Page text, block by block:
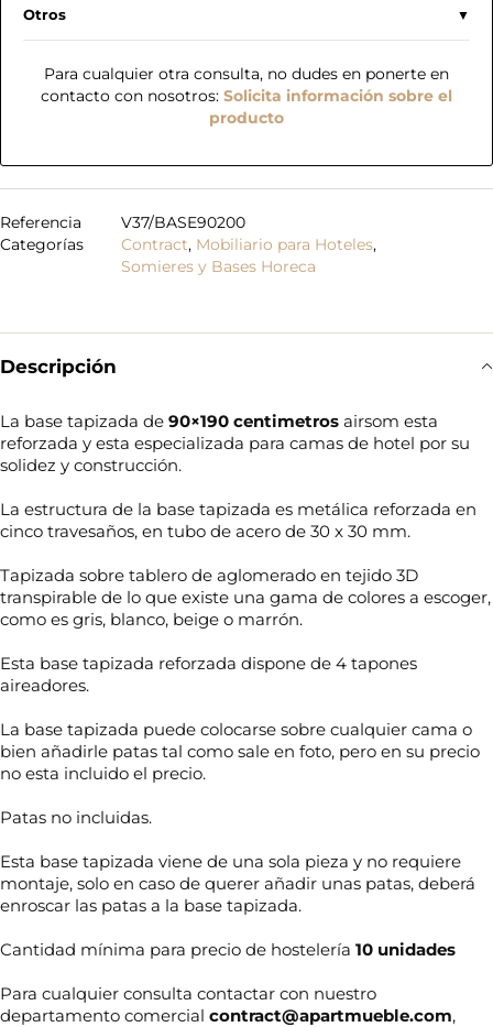
Otros
Para cualquier otra consulta, no dudes en ponerte en
contacto con nosotros: Solicita información sobre el
producto
Referencia
V37/BASE90200
Categorías
Contract, Mobiliario para Hoteles,
Somieres y Bases Horeca
Descripción
La base tapizada de 90×190 centimetros airsom esta
reforzada y esta especializada para camas de hotel por su
solidez y construcción.
La estructura de la base tapizada es metálica reforzada en
cinco travesaños, en tubo de acero de 30 x 30 mm.
Tapizada sobre tablero de aglomerado en tejido 3D
transpirable de lo que existe una gama de colores a escoger,
como es gris, blanco, beige o marrón.
Esta base tapizada reforzada dispone de 4 tapones
aireadores.
La base tapizada puede colocarse sobre cualquier cama o
bien añadirle patas tal como sale en foto, pero en su precio
no esta incluido el precio.
Patas no incluidas.
Esta base tapizada viene de una sola pieza y no requiere
montaje, solo en caso de querer añadir unas patas, deberá
enroscar las patas a la base tapizada.
Cantidad mínima para precio de hostelería 10 unidades
Para cualquier consulta contactar con nuestro
departamento comercial contract@apartmueble.com,